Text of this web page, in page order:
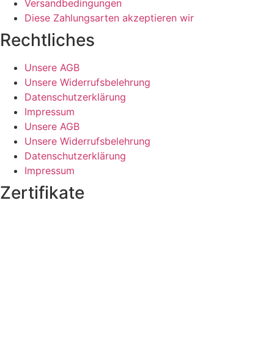
Versandbedingungen
Diese Zahlungsarten akzeptieren wir
Rechtliches
Unsere AGB
Unsere Widerrufsbelehrung
Datenschutzerklärung
Impressum
Unsere AGB
Unsere Widerrufsbelehrung
Datenschutzerklärung
Impressum
Zertifikate